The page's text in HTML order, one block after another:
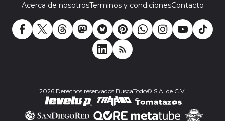
Acerca de nosotrosTerminos y condicionesContacto
2026 Derechos reservados BuscaTodo© S.A. de C.V.